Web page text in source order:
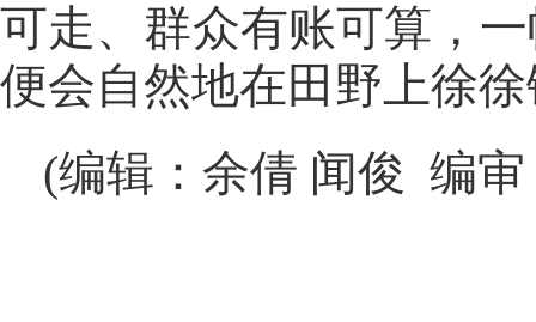
可走、群众有账可算，
便会自然地在田野上徐
(编辑：余倩 闻俊 编